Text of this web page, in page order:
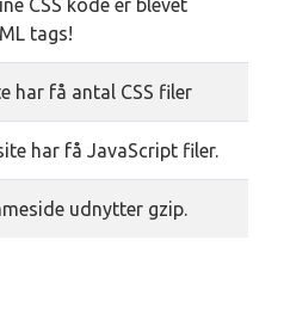
CSS kode er blevet
tags!
har få antal CSS filer
har få JavaScript filer.
udnytter gzip.